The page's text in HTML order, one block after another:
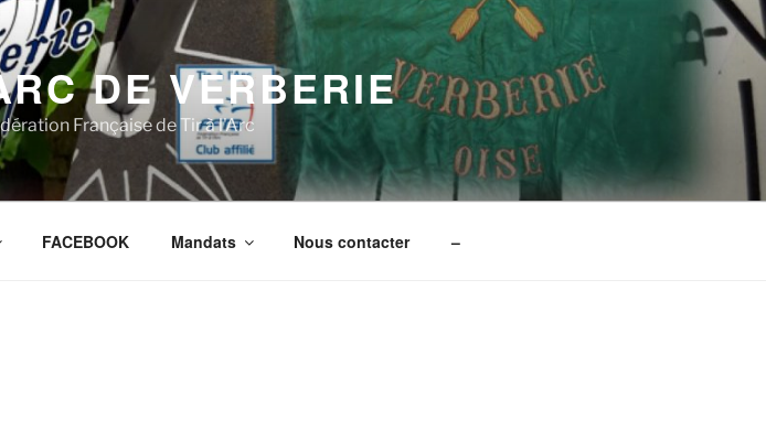
DE VERBERIE
Française de Tir à l'Arc
FACEBOOK Mandats Nous contacter –